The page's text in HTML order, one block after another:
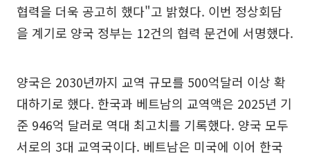
협력을 더욱 공고히 했다"고 밝혔다. 이번 정상회담
을 계기로 양국 정부는 12건의 협력 문건에 서명했다.
양국은 2030년까지 교역 규모를 500억달러 이상 확
대하기로 했다. 한국과 베트남의 교역액은 2025년 기
준 946억 달러로 역대 최고치를 기록했다. 양국 모두
서로의 3대 교역국이다. 베트남은 미국에 이어 한국